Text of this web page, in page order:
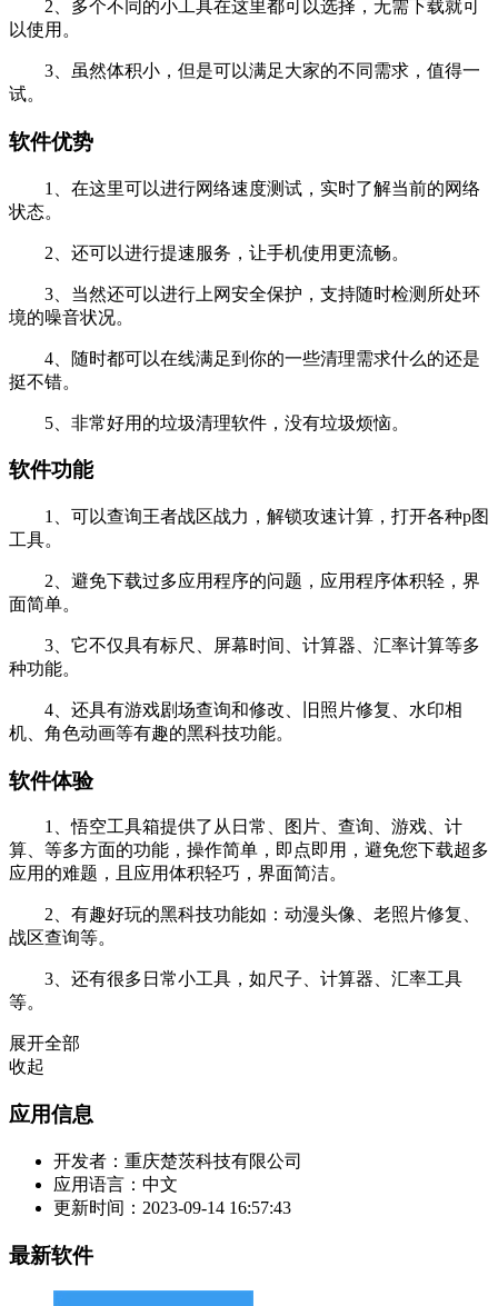
2、多个不同的小工具在这里都可以选择，无需下载就可
以使用。
3、虽然体积小，但是可以满足大家的不同需求，值得一
试。
软件优势
1、在这里可以进行网络速度测试，实时了解当前的网络
状态。
2、还可以进行提速服务，让手机使用更流畅。
3、当然还可以进行上网安全保护，支持随时检测所处环
境的噪音状况。
4、随时都可以在线满足到你的一些清理需求什么的还是
挺不错。
5、非常好用的垃圾清理软件，没有垃圾烦恼。
软件功能
1、可以查询王者战区战力，解锁攻速计算，打开各种p图
工具。
2、避免下载过多应用程序的问题，应用程序体积轻，界
面简单。
3、它不仅具有标尺、屏幕时间、计算器、汇率计算等多
种功能。
4、还具有游戏剧场查询和修改、旧照片修复、水印相
机、角色动画等有趣的黑科技功能。
软件体验
1、悟空工具箱提供了从日常、图片、查询、游戏、计
算、等多方面的功能，操作简单，即点即用，避免您下载超多
应用的难题，且应用体积轻巧，界面简洁。
2、有趣好玩的黑科技功能如：动漫头像、老照片修复、
战区查询等。
3、还有很多日常小工具，如尺子、计算器、汇率工具
等。
展开全部
收起
应用信息
开发者： 重庆楚茨科技有限公司
应用语言： 中文
更新时间： 2023-09-14 16:57:43
最新软件